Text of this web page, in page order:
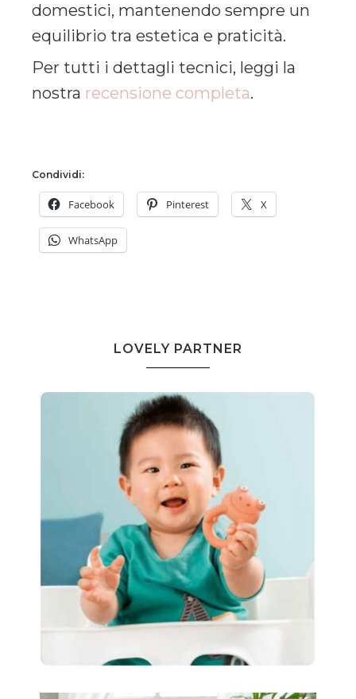
domestici, mantenendo sempre un
equilibrio tra estetica e praticità.
Per tutti i dettagli tecnici, leggi la
nostra recensione completa.
Condividi:
Facebook Pinterest X
WhatsApp
LOVELY PARTNER